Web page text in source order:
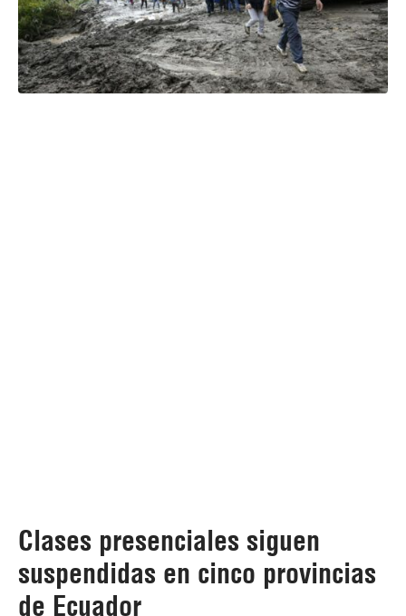
Clases presenciales siguen
suspendidas en cinco provincias
de Ecuador